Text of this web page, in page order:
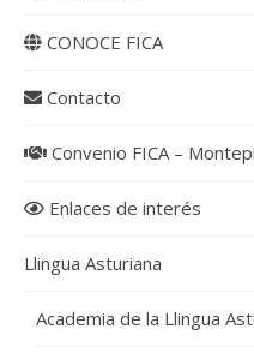
CONOCE FICA
Contacto
Convenio FICA –
Enlaces de interés
Llingua Asturiana
Academia de la Llingua